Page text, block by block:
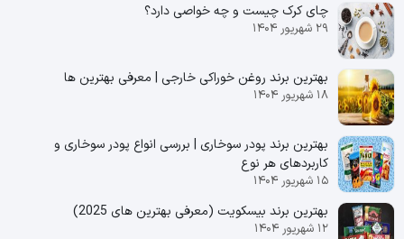
چای کرک چیست و چه خواصی دارد؟
۲۹ شهریور ۱۴۰۴
بهترین برند روغن خوراکی خارجی | معرفی بهترین ها
۱۸ شهریور ۱۴۰۴
بهترین برند پودر سوخاری | بررسی انواع پودر سوخاری و
کاربردهای هر نوع
۱۵ شهریور ۱۴۰۴
بهترین برند بیسکویت (معرفی بهترین‌ های 2025)
۱۲ شهریور ۱۴۰۴